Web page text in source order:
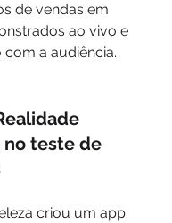
de vendas em
ao vivo e
a audiência.
teste de
criou um app